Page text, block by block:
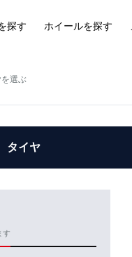
探す ホイールを探す
選ぶ
タイヤ
す